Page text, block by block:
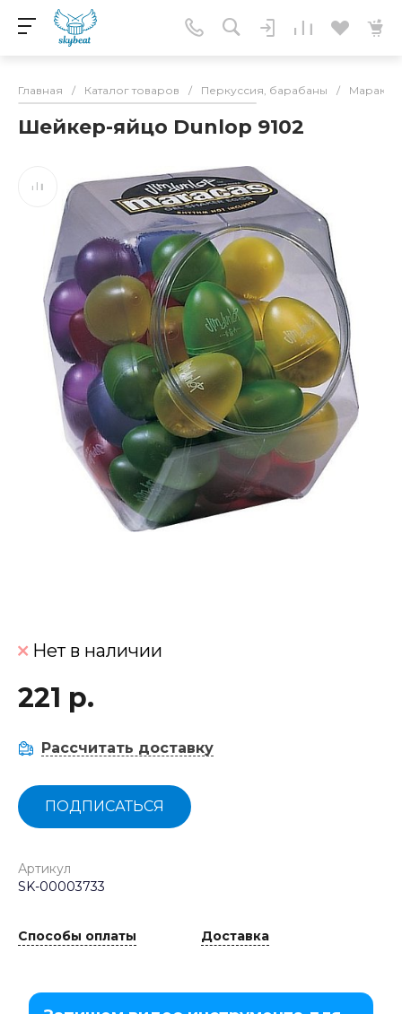
Главная / Каталог товаров / Перкуссия, барабаны /
Шейкер-яйцо Dunlop 9102
Нет в наличии
221 р.
Рассчитать доставку
ПОДПИСАТЬСЯ
Артикул
SK-00003733
Способы оплаты Доставка